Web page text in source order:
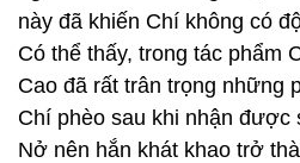
này đã khiến Chí không có
Có thể thấy, trong tác phẩm
Cao đã rất trân trọng những
Chí phèo sau khi nhận được
Nở nên hắn khát khao trở